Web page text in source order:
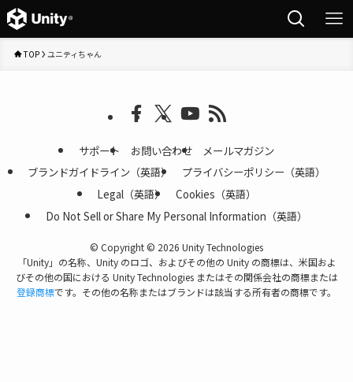
TOP ユニティちゃん
サポート お問い合わせ
メールマガジン
ブランドガイドライン（英語）
プライバシーポリシー（英語）
Legal（英語）
Cookies（英語）
Do Not Sell or Share My Personal Information（英語）
© Copyright © 2026 Unity Technologies
「Unity」の名称、Unity のロゴ、およびその他の Unity の商標は、米国およ
びその他の国における Unity Technologies またはその関係会社の商標または
登録商標です。その他の名称またはブランドは該当する所有者の商標です。